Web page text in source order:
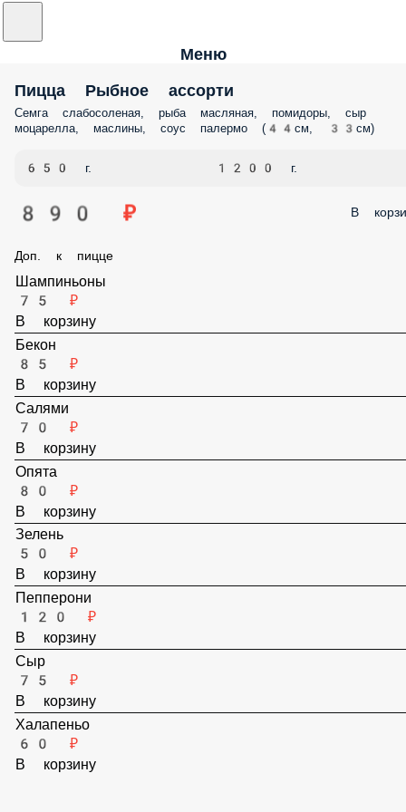
Меню
Пицца Рыбное ассорти
Семга слабосоленая, рыба масляная, помидоры, сыр моцарелла,
маслины, соус палермо (44см, 33см)
650 г. 1200 г.
890 ₽ В
Доп. к пицце
Шампиньоны
75 ₽
В корзину
Бекон
85 ₽
В корзину
Салями
70 ₽
В корзину
Опята
80 ₽
В корзину
Зелень
50 ₽
В корзину
Пепперони
120 ₽
В корзину
Сыр